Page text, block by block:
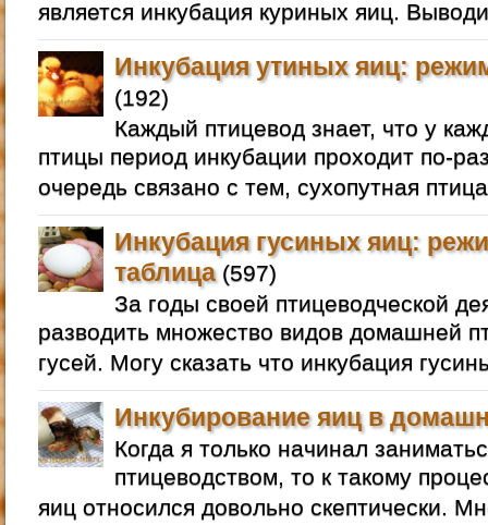
является инкубация куриных яиц.
Инкубация утиных яиц:
(192)
Каждый птицевод знает, что у
птицы период инкубации проходит по-
очередь связано с тем, сухопутная
Инкубация гусиных яиц:
таблица(597)
За годы своей птицеводческой
разводить множество видов домашней
гусей. Могу сказать что инкубация
Инкубирование яиц в
Когда я только начинал
птицеводством, то к такому
яиц относился довольно скептически.